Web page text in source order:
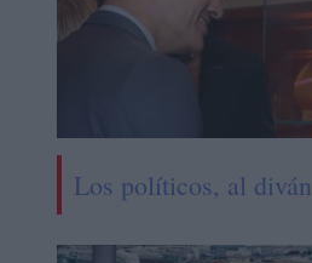
Los políticos, al diván